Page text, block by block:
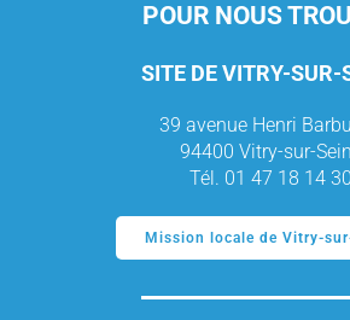
POUR NOUS
SITE DE VITRY-SUR-
39 avenue Henri
94400 Vitry-sur-
Tél. 01 47 18 14 30
Mission locale de Vitry-